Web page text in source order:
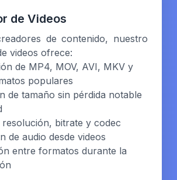
de Videos
de contenido, nuestro
videos ofrece:
de MP4, MOV, AVI, MKV y
populares
de tamaño sin pérdida notable
resolución, bitrate y codec
de audio desde videos
entre formatos durante la